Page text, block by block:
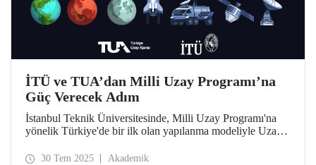
İTÜ ve TUA’dan Milli Uzay Programı’na
Güç Verecek Adım
İstanbul Teknik Üniversitesinde, Milli Uzay Programı'na
yönelik Türkiye'de bir ilk olan yapılanma modeliyle Uzay
kuruldu.
30 Tem 2025 Akademik